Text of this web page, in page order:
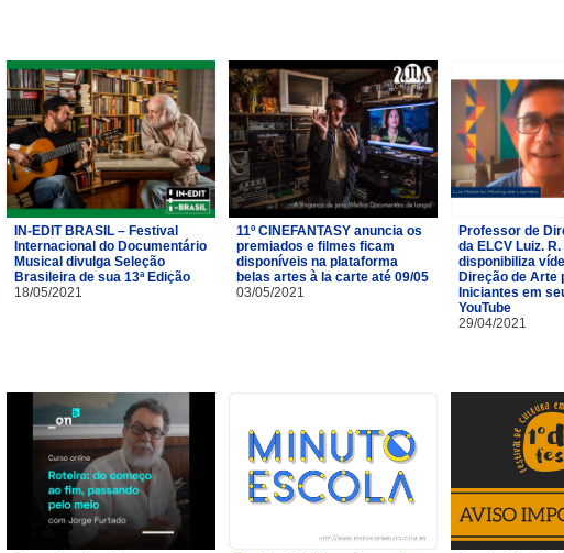
IN-EDIT BRASIL – Festival
Internacional do Documentário
Musical divulga Seleção
Brasileira de sua 13ª Edição
18/05/2021
11º CINEFANTASY anuncia os
premiados e filmes ficam
disponíveis na plataforma
belas artes à la carte até 09/05
03/05/2021
Professor de
da ELCV Luiz.
disponibiliza
Direção de Arte
Iniciantes em
YouTube
29/04/2021